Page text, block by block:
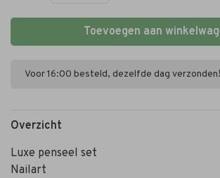
Toevoegen aan
Voor 16:00 besteld, dezelfde dag verzonden!
Overzicht
Luxe penseel set
Nailart